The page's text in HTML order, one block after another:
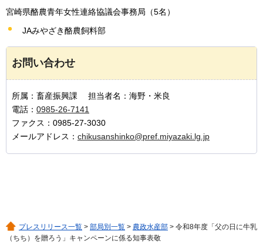
宮崎県酪農青年女性連絡協議会事務局（5名）
JAみやざき酪農飼料部
お問い合わせ
所属：畜産振興課 担当者名：海野・米良
電話： 0985-26-7141
ファクス：0985-27-3030
メールアドレス： chikusanshinko@pref.miyazaki.lg.jp
プレスリリース一覧 > 部局別一覧 > 農政水産部 > 令和8年度「父の日に牛乳
（ちち）を贈ろう」キャンペーンに係る知事表敬